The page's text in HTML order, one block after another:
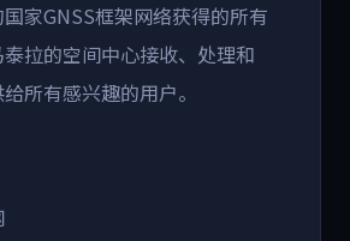
家GNSS框架网络获得的所有
拉的空间中心接收、处理和
所有感兴趣的用户。